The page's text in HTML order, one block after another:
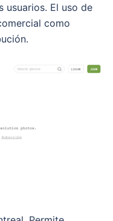
usuarios. El uso de
como